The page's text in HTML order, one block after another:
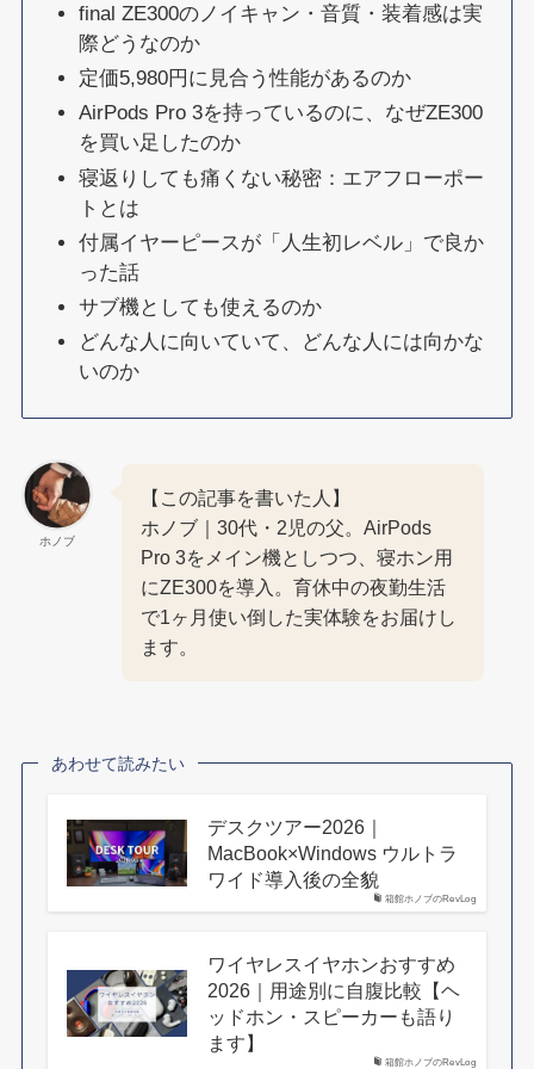
final ZE300のノイキャン・音質・装着感は実
際どうなのか
定価5,980円に見合う性能があるのか
AirPods Pro 3を持っているのに、なぜZE300
を買い足したのか
寝返りしても痛くない秘密：エアフローポー
トとは
付属イヤーピースが「人生初レベル」で良か
った話
サブ機としても使えるのか
どんな人に向いていて、どんな人には向かな
いのか
ホノブ
【この記事を書いた人】
ホノブ｜30代・2児の父。AirPods
Pro 3をメイン機としつつ、寝ホン用
にZE300を導入。育休中の夜勤生活
で1ヶ月使い倒した実体験をお届けし
ます。
あわせて読みたい
箱館ホノブのRevLog
デスクツアー2026｜
MacBook×Windows ウルトラ
ワイド導入後の全貌
箱館ホノブのRevLog
ワイヤレスイヤホンおすすめ
2026｜用途別に自腹比較【ヘ
ッドホン・スピーカーも語り
ます】